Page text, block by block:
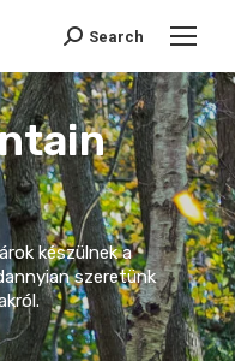
Search
készülnek a
szeretünk